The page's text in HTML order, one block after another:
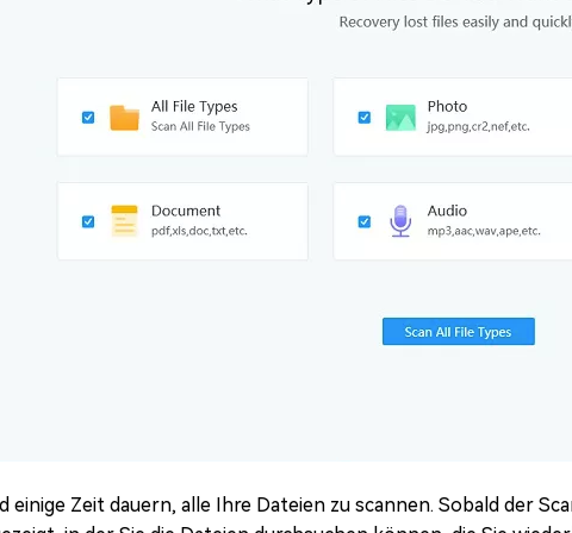
einige Zeit dauern, alle Ihre Dateien zu scannen. Sobald der